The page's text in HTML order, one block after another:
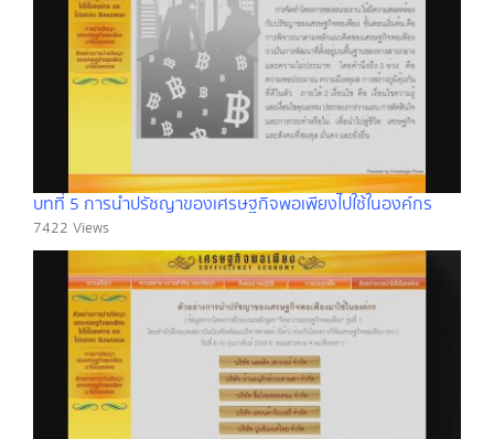
บทที่ 5 การนำปรัชญาของเศรษฐกิจพอเพียงไปใช้ในองค์กร
7422 Views